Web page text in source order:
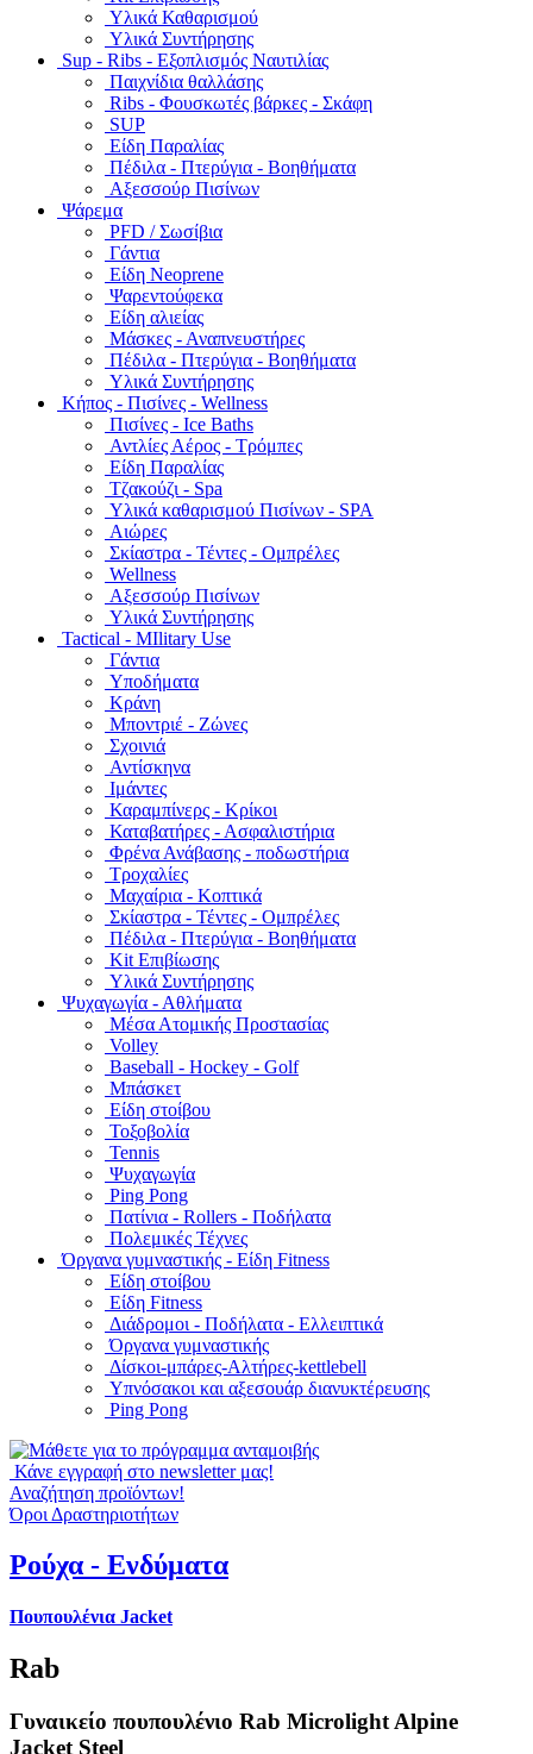
Υλικά Καθαρισμού
Υλικά Συντήρησης
Sup - Ribs - Εξοπλισμός Ναυτιλίας
Παιχνίδια θαλλάσης
Ribs - Φουσκωτές βάρκες - Σκάφη
SUP
Είδη Παραλίας
Πέδιλα - Πτερύγια - Βοηθήματα
Αξεσσούρ Πισίνων
Ψάρεμα
PFD / Σωσίβια
Γάντια
Είδη Neoprene
Ψαρεντούφεκα
Είδη αλιείας
Μάσκες - Αναπνευστήρες
Πέδιλα - Πτερύγια - Βοηθήματα
Υλικά Συντήρησης
Κήπος - Πισίνες - Wellness
Πισίνες - Ice Baths
Αντλίες Αέρος - Τρόμπες
Είδη Παραλίας
Τζακούζι - Spa
Υλικά καθαρισμού Πισίνων - SPA
Αιώρες
Σκίαστρα - Τέντες - Ομπρέλες
Wellness
Αξεσσούρ Πισίνων
Υλικά Συντήρησης
Tactical - MIlitary Use
Γάντια
Υποδήματα
Κράνη
Μποντριέ - Ζώνες
Σχοινιά
Αντίσκηνα
Ιμάντες
Καραμπίνερς - Κρίκοι
Καταβατήρες - Ασφαλιστήρια
Φρένα Ανάβασης - ποδωστήρια
Τροχαλίες
Μαχαίρια - Κοπτικά
Σκίαστρα - Τέντες - Ομπρέλες
Πέδιλα - Πτερύγια - Βοηθήματα
Kit Επιβίωσης
Υλικά Συντήρησης
Ψυχαγωγία - Αθλήματα
Μέσα Ατομικής Προστασίας
Volley
Baseball - Hockey - Golf
Μπάσκετ
Είδη στοίβου
Τοξοβολία
Tennis
Ψυχαγωγία
Ping Pong
Πατίνια - Rollers - Ποδήλατα
Πολεμικές Τέχνες
Όργανα γυμναστικής - Είδη Fitness
Είδη στοίβου
Είδη Fitness
Διάδρομοι - Ποδήλατα - Ελλειπτικά
Όργανα γυμναστικής
Δίσκοι-μπάρες-Αλτήρες-kettlebell
Υπνόσακοι και αξεσουάρ διανυκτέρευσης
Ping Pong
Κάνε εγγραφή στο newsletter μας!
Αναζήτηση προϊόντων!
Όροι Δραστηριοτήτων
Ρούχα - Ενδύματα
Πουπουλένια Jacket
Rab
Γυναικείο πουπουλένιο Rab Microlight Alpine
Jacket Steel